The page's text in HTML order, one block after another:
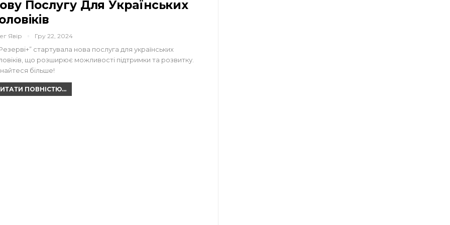
Послугу Для Українських
Явір Гру 22, 2024
стартувала нова послуга для українських
що розширює можливості підтримки та розвитку.
більше!
ПОВНІСТЮ...